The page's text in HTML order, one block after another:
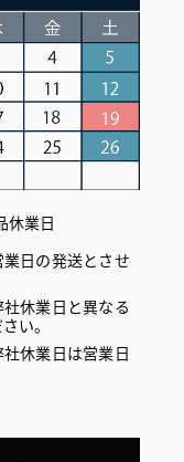
休業日
日の発送とさせ
休業日と異なる
い。
休業日は営業日